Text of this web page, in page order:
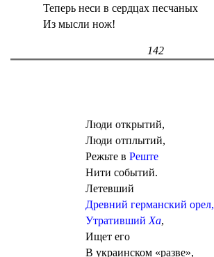
Теперь неси в сердцах песчаных
Из мысли нож!
142
Люди открытий,
Люди отплытий,
Режьте в Реште
Нити событий.
Летевший
Древний германский орел,
Утративший Ха,
Ищет его
В украинском «разве»,